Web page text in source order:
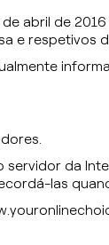
abril de 2016
e respetivos
da
las